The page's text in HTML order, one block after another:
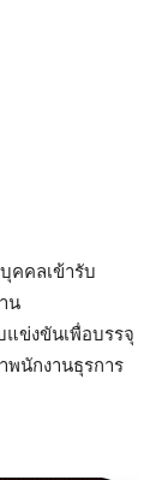
คคลเข้ารับ
น
แข่งขันเพื่อบรรจุ
พนักงานธุรการ